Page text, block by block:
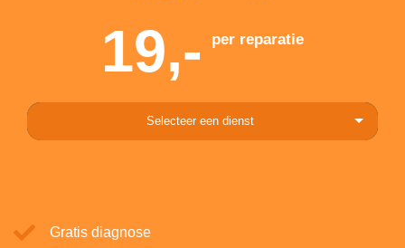
19,- per reparatie
Selecteer een dienst
Gratis diagnose